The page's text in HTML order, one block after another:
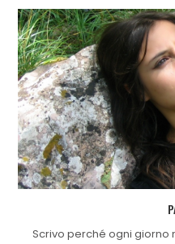
Scrivo perché ogni giorno